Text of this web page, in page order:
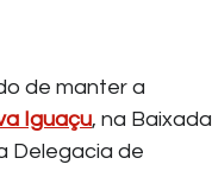
de manter a
Iguaçu, na Baixada
Delegacia de